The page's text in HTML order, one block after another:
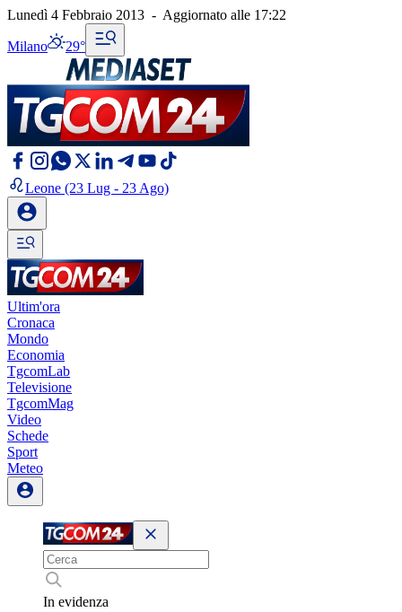
Lunedì 4 Febbraio 2013 - Aggiornato alle 17:22
Milano 29°
Leone (23 Lug - 23 Ago)
Ultim'ora
Cronaca
Mondo
Economia
TgcomLab
Televisione
TgcomMag
Video
Schede
Sport
Meteo
In evidenza